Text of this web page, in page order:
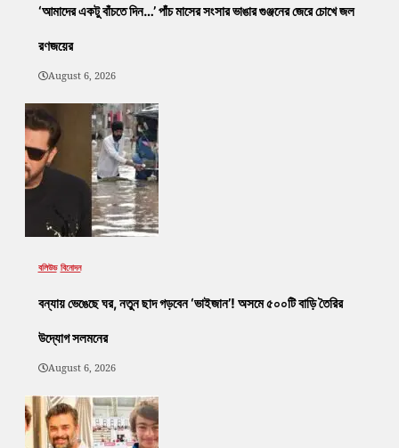
‘আমাদের একটু বাঁচতে দিন…’ পাঁচ মাসের সংসার ভাঙার গুঞ্জনের জেরে চোখে জল
রণজয়ের
August 6, 2026
বলিউড বিনোদন
বন্যায় ভেঙেছে ঘর, নতুন ছাদ গড়বেন ‘ভাইজান’! অসমে ৫০০টি বাড়ি তৈরির
উদ্যোগ সলমনের
August 6, 2026